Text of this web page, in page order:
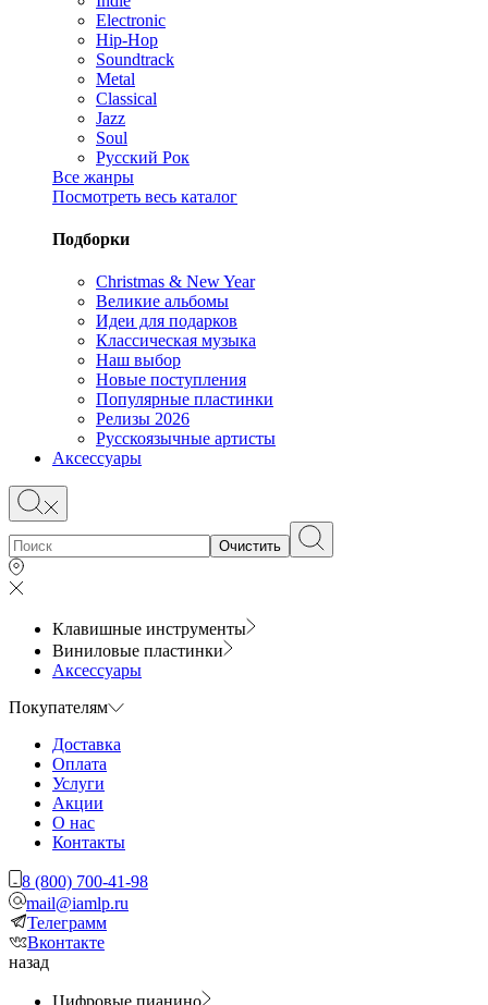
Electronic
Hip-Hop
Soundtrack
Metal
Classical
Jazz
Soul
Русский Рок
Все жанры
Посмотреть весь каталог
Подборки
Christmas & New Year
Великие альбомы
Идеи для подарков
Классическая музыка
Наш выбор
Новые поступления
Популярные пластинки
Релизы 2026
Русскоязычные артисты
Аксессуары
Очистить
Клавишные инструменты
Виниловые пластинки
Аксессуары
Покупателям
Доставка
Оплата
Услуги
Акции
О нас
Контакты
8 (800) 700-41-98
mail@iamlp.ru
Телеграмм
Вконтакте
назад
Цифровые пианино